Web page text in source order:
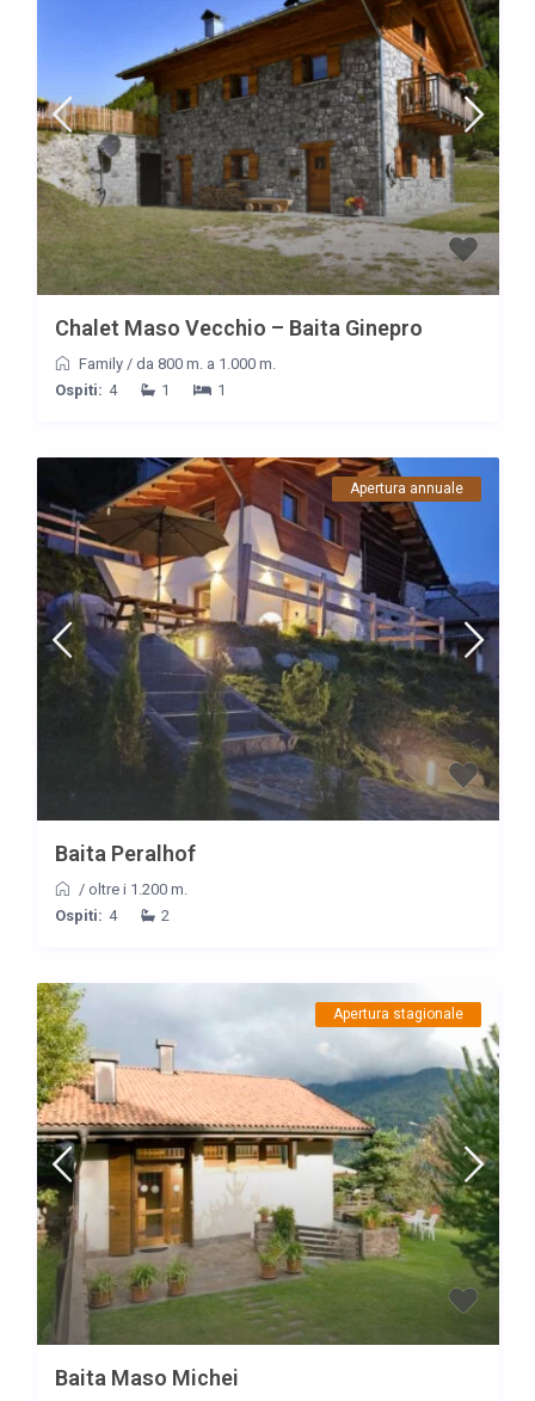
Chalet Maso Vecchio – Baita Ginepro
Family/ da 800 m. a 1.000 m.
Ospiti: 4 1 1
Apertura annuale
Baita Peralhof
/ oltre i 1.200 m.
Ospiti: 4 2
Apertura stagionale
Baita Maso Michei